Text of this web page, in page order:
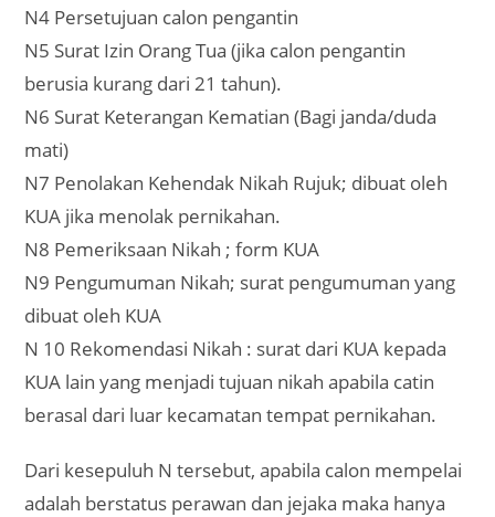
N4 Persetujuan calon pengantin
N5 Surat Izin Orang Tua (jika calon pengantin
berusia kurang dari 21 tahun).
N6 Surat Keterangan Kematian (Bagi janda/duda
mati)
N7 Penolakan Kehendak Nikah Rujuk; dibuat oleh
KUA jika menolak pernikahan.
N8 Pemeriksaan Nikah ; form KUA
N9 Pengumuman Nikah; surat pengumuman yang
dibuat oleh KUA
N 10 Rekomendasi Nikah : surat dari KUA kepada
KUA lain yang menjadi tujuan nikah apabila catin
berasal dari luar kecamatan tempat pernikahan.
Dari kesepuluh N tersebut, apabila calon mempelai
adalah berstatus perawan dan jejaka maka hanya